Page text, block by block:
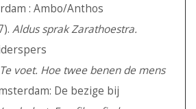
: Ambo/Anthos
Aldus sprak Zarathoestra.
Te voet. Hoe twee benen de mens
De bezige bij